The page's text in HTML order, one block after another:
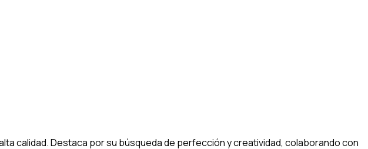
calidad. Destaca por su búsqueda de perfección y creatividad, colaborando con